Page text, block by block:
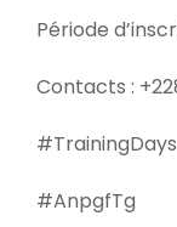
Période
Contacts :
#TrainingDays
#AnpgfTg